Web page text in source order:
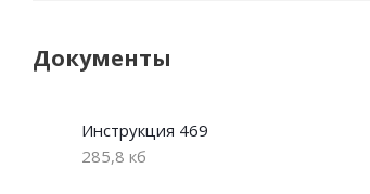
Документы
Инструкция 469
285,8 кб